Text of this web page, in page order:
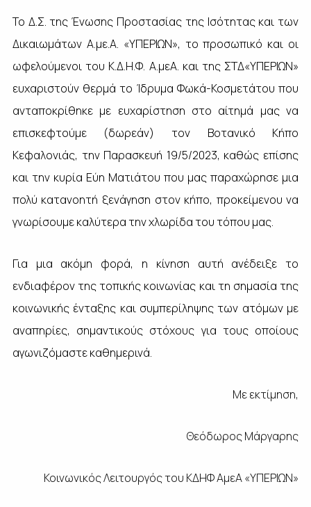
Το Δ.Σ. της Ένωσης Προστασίας της Ισότητας και των
Δικαιωμάτων Α.με.Α. «ΥΠΕΡΙΩΝ», το προσωπικό και οι
ωφελούμενοι του Κ.Δ.Η.Φ. Α.μεΑ. και της ΣΤΔ«ΥΠΕΡΙΩΝ»
ευχαριστούν θερμά το Ίδρυμα Φωκά-Κοσμετάτου που
ανταποκρίθηκε με ευχαρίστηση στο αίτημά μας να
επισκεφτούμε (δωρεάν) τον Βοτανικό Κήπο
Κεφαλονιάς, την Παρασκευή 19/5/2023, καθώς επίσης
και την κυρία Εύη Ματιάτου που μας παραχώρησε μια
πολύ κατανοητή ξενάγηση στον κήπο, προκείμενου να
γνωρίσουμε καλύτερα την χλωρίδα του τόπου μας.
Για μια ακόμη φορά, η κίνηση αυτή ανέδειξε το
ενδιαφέρον της τοπικής κοινωνίας και τη σημασία της
κοινωνικής ένταξης και συμπερίληψης των ατόμων με
αναπηρίες, σημαντικούς στόχους για τους οποίους
αγωνιζόμαστε καθημερινά.
Με εκτίμηση,
Θεόδωρος Μάργαρης
Κοινωνικός Λειτουργός του ΚΔΗΦ ΑμεΑ «ΥΠΕΡΙΩΝ»